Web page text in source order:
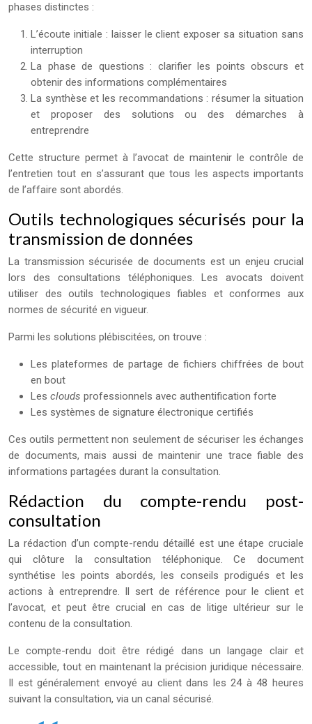
phases distinctes :
L’écoute initiale : laisser le client exposer sa situation sans
interruption
La phase de questions : clarifier les points obscurs et
obtenir des informations complémentaires
La synthèse et les recommandations : résumer la situation
et proposer des solutions ou des démarches à
entreprendre
Cette structure permet à l’avocat de maintenir le contrôle de
l’entretien tout en s’assurant que tous les aspects importants
de l’affaire sont abordés.
Outils technologiques sécurisés pour la
transmission de données
La transmission sécurisée de documents est un enjeu crucial
lors des consultations téléphoniques. Les avocats doivent
utiliser des outils technologiques fiables et conformes aux
normes de sécurité en vigueur.
Parmi les solutions plébiscitées, on trouve :
Les plateformes de partage de fichiers chiffrées de bout
en bout
Les clouds professionnels avec authentification forte
Les systèmes de signature électronique certifiés
Ces outils permettent non seulement de sécuriser les échanges
de documents, mais aussi de maintenir une trace fiable des
informations partagées durant la consultation.
Rédaction du compte-rendu post-
consultation
La rédaction d’un compte-rendu détaillé est une étape cruciale
qui clôture la consultation téléphonique. Ce document
synthétise les points abordés, les conseils prodigués et les
actions à entreprendre. Il sert de référence pour le client et
l’avocat, et peut être crucial en cas de litige ultérieur sur le
contenu de la consultation.
Le compte-rendu doit être rédigé dans un langage clair et
accessible, tout en maintenant la précision juridique nécessaire.
Il est généralement envoyé au client dans les 24 à 48 heures
suivant la consultation, via un canal sécurisé.